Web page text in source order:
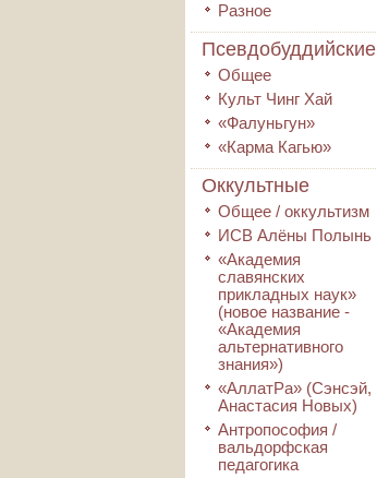
Разное
Псевдобуддийские
Общее
Культ Чинг Хай
«Фалуньгун»
«Карма Кагью»
Оккультные
Общее / оккультизм
ИСВ Алёны Полынь
«Академия
славянских
прикладных наук»
(новое название -
«Академия
альтернативного
знания»)
«АллатРа» (Сэнсэй,
Анастасия Новых)
Антропософия /
вальдорфская
педагогика